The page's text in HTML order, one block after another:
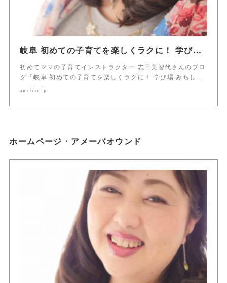
岐阜 初めての子育てを楽しくラクに！ 学び場 みちしるべーす
初めてママの子育てインストラクター 志田美智代さんのブロ
グ「岐阜 初めての子育てを楽しくラクに！ 学び場 みちし…
ameblo.jp
ホームページ・アメーバオウンド